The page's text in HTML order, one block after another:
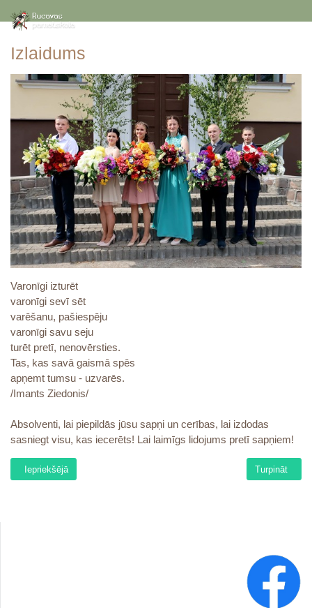
Izlaidums
Varonīgi izturēt
varonīgi sevī sēt
varēšanu, pašiespēju
varonīgi savu seju
turēt pretī, nenovērsties.
Tas, kas savā gaismā spēs
apņemt tumsu - uzvarēs.
/Imants Ziedonis/
Absolventi, lai piepildās jūsu sapņi un cerības, lai izdodas
sasniegt visu, kas iecerēts! Lai laimīgs lidojums pretī sapņiem!
Iepriekšējais raksts: Ķocītis Dziesmu un deju svētkos!
Iepriekšējā Nākamais
Turpināt